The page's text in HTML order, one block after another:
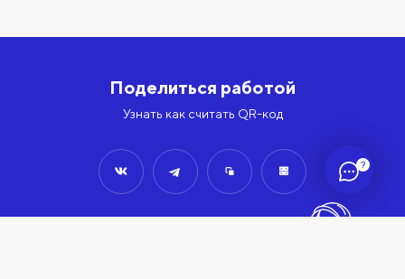
?
Поделиться работой
Узнать как считать QR-код